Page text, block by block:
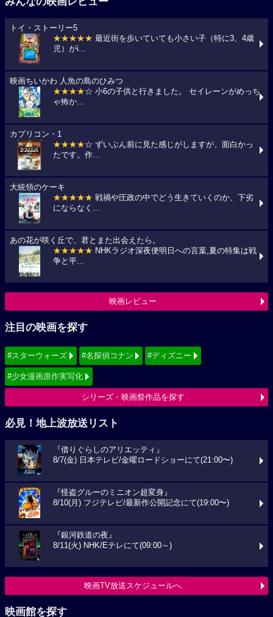
トイ・ストーリー5
★★★★★ 最近街を歩いていても小さい子（特に3、4歳
児）がi...
映画ちいかわ 人魚の島のひみつ
★★★★☆ 小6の子供と行きました。 セイレーンがめっち
ゃ怖か...
カプリコン・1
★★★★☆ ずいぶん前に見た感じがしますが、面白かっ
たです。作...
大統領のケーキ
★★★★★ 戦禍や圧政の中でどう生きていくのか、下劣
にならなく...
あの花が咲く丘で、君とまた出会えたら。
★★★★★ NHKラジオ深夜便明日への言葉,夏の特集は戦
争と平...
映画レビュー
注目の映画を探す
#スターウォーズ #名探偵コナン #ディズニー
#少女漫画原作実写化
シリーズ・映画祭作品を探す
必見！地上波放送リスト
『借りぐらしのアリエッティ』
8/7(金) 日本テレビ/金曜ロードショーにて(21:00〜)
『怪盗グルーのミニオン超変身』
8/10(月) フジテレビ/最新作公開記念にて(19:00〜)
『銀河鉄道の夜』
8/11(火) NHK/Eテレにて(09:00～)
映画TV放送スケジュールへ
映画館を探す